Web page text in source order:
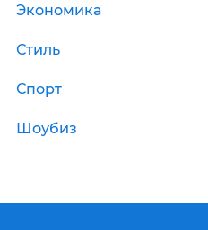
Экономика
Стиль
Спорт
Шоубиз